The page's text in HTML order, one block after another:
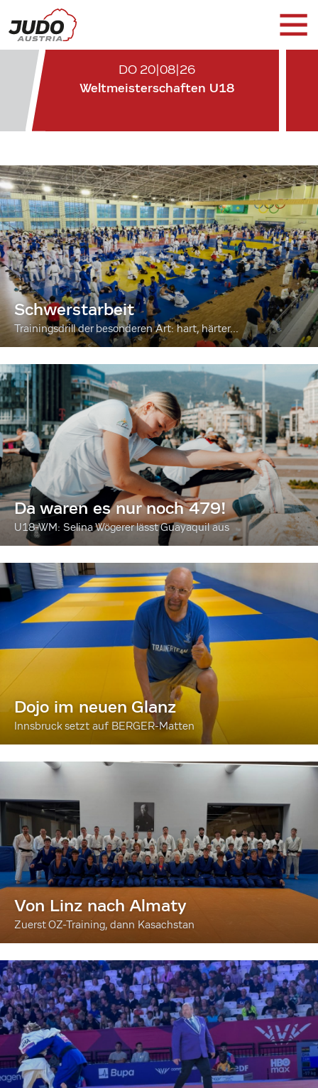
DO 20|08|26
Weltmeisterschaften U18
Schwerstarbeit
Trainingsdrill der besonderen Art: hart, härter...
Da waren es nur noch 479!
U18-WM: Selina Wögerer lässt Guayaquil aus
Dojo im neuen Glanz
Innsbruck setzt auf BERGER-Matten
Von Linz nach Almaty
Zuerst OZ-Training, dann Kasachstan